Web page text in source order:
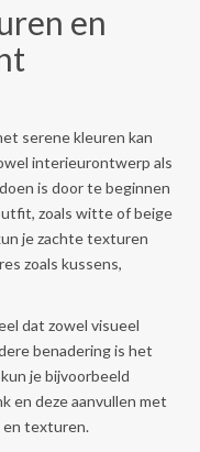
en
serene kleuren kan
interieurontwerp als
is door te beginnen
zoals witte of beige
je zachte texturen
zoals kussens,
dat zowel visueel
benadering is het
je bijvoorbeeld
en deze aanvullen met
en texturen.